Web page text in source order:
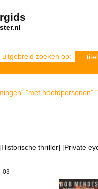
uitgebreid zoeken op: titel
"met
[Historische thriller] [Private